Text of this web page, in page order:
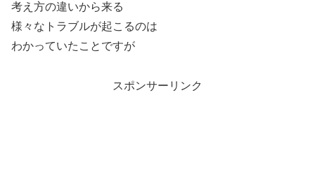
考え方の違いから来る
様々なトラブルが起こるのは
わかっていたことですが
スポンサーリンク